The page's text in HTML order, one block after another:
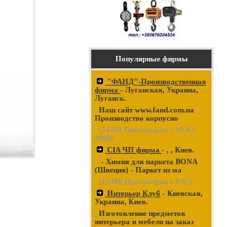
Популярные фирмы
"ФАНД"-Производственная
фирма - Луганская, Украина,
Луганск.
Наш сайт www.fand.com.ua
Производство корпусно
(24340 Просмотров с 10-03-
2008)
CIA ЧП фирма - , , Киев.
- Химия для паркета BONA
(Швеция) - Паркет из ма
(15400 Просмотров с 0-0-)
Интерьер Клуб - Киевская,
Украина, Киев.
Изготовление предметов
интерьера и мебели на заказ